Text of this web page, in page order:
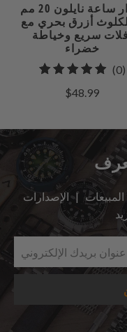
سوار ساعة نايلون 20 مم
أزرق بحري مع
سريع وخياطة
خضراء
(0)0
$48.99
| الإصدارات